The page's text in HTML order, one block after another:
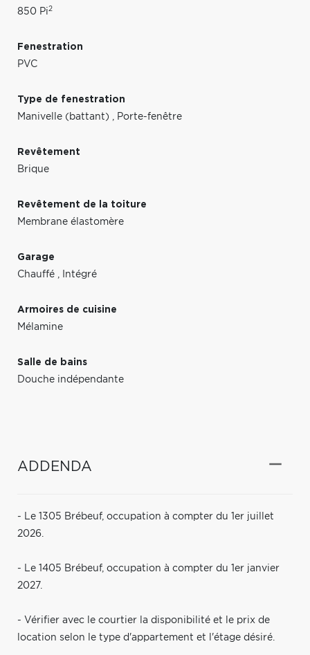
850 Pi2
Fenestration
PVC
Type de fenestration
Manivelle (battant) , Porte-fenêtre
Revêtement
Brique
Revêtement de la toiture
Membrane élastomère
Garage
Chauffé , Intégré
Armoires de cuisine
Mélamine
Salle de bains
Douche indépendante
ADDENDA
- Le 1305 Brébeuf, occupation à compter du 1er juillet
2026.
- Le 1405 Brébeuf, occupation à compter du 1er janvier
2027.
- Vérifier avec le courtier la disponibilité et le prix de
location selon le type d'appartement et l'étage désiré.